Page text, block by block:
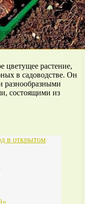
цветущее растение,
в садоводстве. Он
разнообразными
состоящими из
в открытом